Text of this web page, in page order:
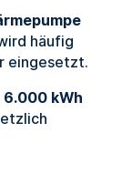
häufig
eingesetzt.
kWh